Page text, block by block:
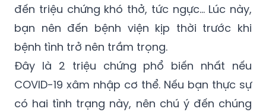
đến triệu chứng khó thở, tức ngực… Lúc này,
bạn nên đến bệnh viện kịp thời trước khi
bệnh tình trở nên trầm trọng.
Đây là 2 triệu chứng phổ biến nhất nếu
COVID-19 xâm nhập cơ thể. Nếu bạn thực sự
có hai tình trạng này, nên chú ý đến chúng